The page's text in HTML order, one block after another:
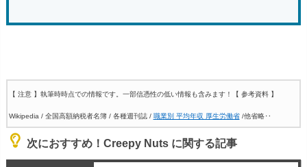
【 注意 】執筆時時点での情報です。一部信憑性の低い情報も含みます！ 【 参考資料 】
Wikipedia / 全国高額納税者名簿 / 各種週刊誌 / 職業別 平均年収 厚生労働省/他省略‥
次におすすめ！Creepy Nuts に関する記事